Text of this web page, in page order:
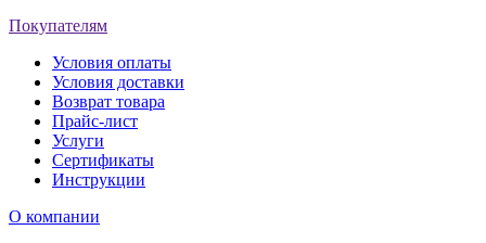
Покупателям
Условия оплаты
Условия доставки
Возврат товара
Прайс-лист
Услуги
Сертификаты
Инструкции
О компании